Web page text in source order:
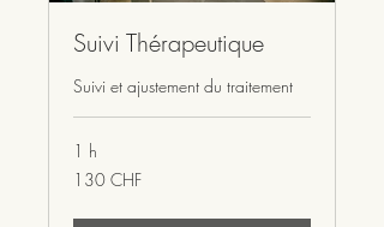
Suivi Thérapeutique
Suivi et ajustement du traitement
1 h
130
francs
130 CHF